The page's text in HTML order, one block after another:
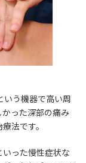
いう機器で高い周
った深部の痛み
法です。
いった慢性症状な